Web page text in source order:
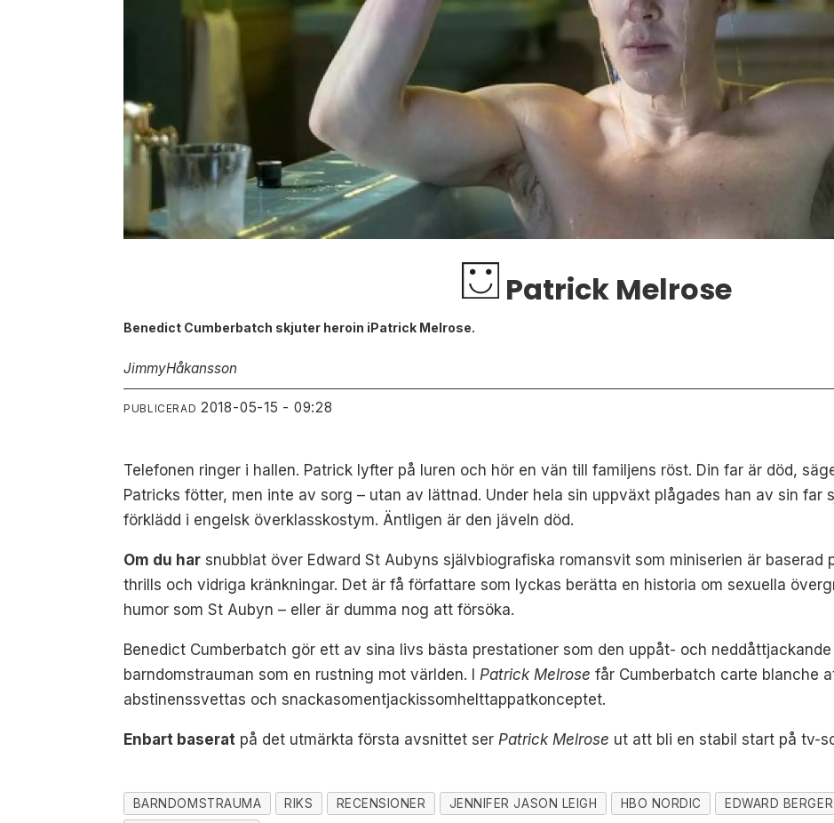
Patrick Melrose
Benedict Cumberbatch skjuter heroin iPatrick Melrose.
JimmyHåkansson
PUBLICERAD 2018-05-15 - 09:28
Telefonen ringer i hallen. Patrick lyfter på luren och hör en vän till familjens röst. Din far är död,
Patricks fötter, men inte av sorg – utan av lättnad. Under hela sin uppväxt plågades han av sin far
förklädd i engelsk överklasskostym. Äntligen är den jäveln död.
Om du har snubblat över Edward St Aubyns självbiografiska romansvit som miniserien är baserad
thrills och vidriga kränkningar. Det är få författare som lyckas berätta en historia om sexuella
humor som St Aubyn – eller är dumma nog att försöka.
Benedict Cumberbatch gör ett av sina livs bästa prestationer som den uppåt- och
barndomstrauman som en rustning mot världen. IPatrick Melrose får Cumberbatch carte blanche
abstinenssvettas och snackasomentjackissomhelttappatkonceptet.
Enbart baserat på det utmärkta första avsnittet ser Patrick Melrose ut att bli en stabil start på tv-
BARNDOMSTRAUMA RIKS RECENSIONER JENNIFER JASON LEIGH HBO NORDIC EDWARD BERGER